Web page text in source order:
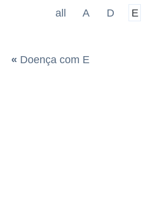
all A D E
« Doença com E